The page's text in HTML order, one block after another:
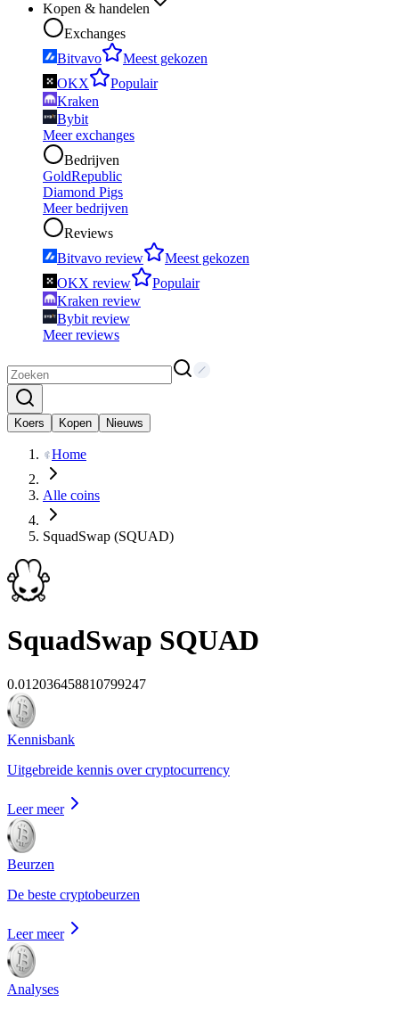
Kopen & handelen
Exchanges
Bitvavo
Meest gekozen
OKX
Populair
Kraken
Bybit
Meer exchanges
Bedrijven
GoldRepublic
Diamond Pigs
Meer bedrijven
Reviews
Bitvavo review
Meest gekozen
OKX review
Populair
Kraken review
Bybit review
Meer reviews
Koers Kopen Nieuws
Home
Alle coins
SquadSwap (SQUAD)
SquadSwap SQUAD
0.012036458810799247
Kennisbank
Uitgebreide kennis over cryptocurrency
Leer meer
Beurzen
De beste cryptobeurzen
Leer meer
Analyses